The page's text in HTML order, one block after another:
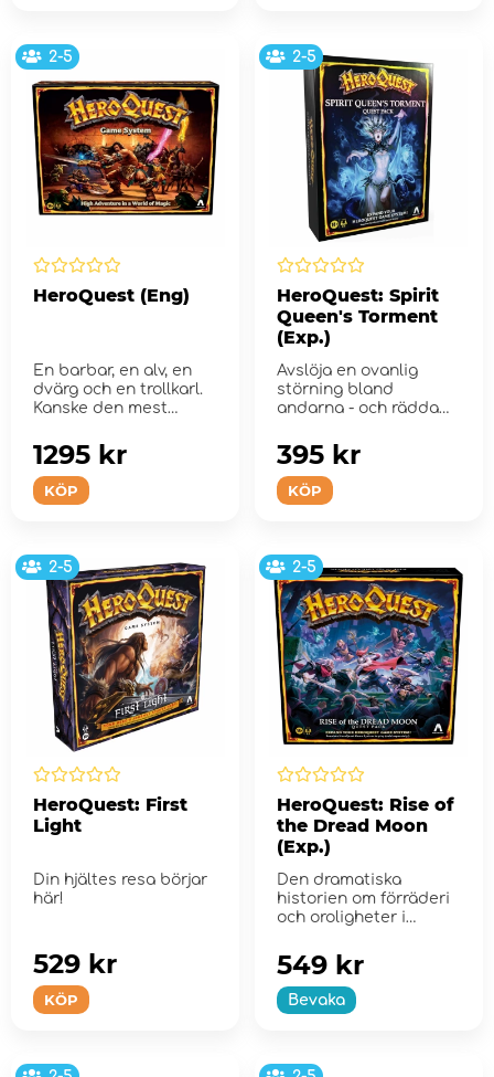
2-5
HeroQuest (Eng)
En barbar, en alv, en
dvärg och en trollkarl.
Kanske den mest
...
KÖP
1295 kr
2-5
HeroQuest: Spirit
Queen's Torment
(Exp.)
Avslöja en ovanlig
störning bland
andarna - och rädda
KÖP
395 kr
2-5
HeroQuest: First
Light
Din hjältes resa börjar
här!
KÖP
529 kr
2-5
HeroQuest: Rise of
the Dread Moon
(Exp.)
Den dramatiska
historien om förräderi
och oroligheter i
Bevaka
549 kr